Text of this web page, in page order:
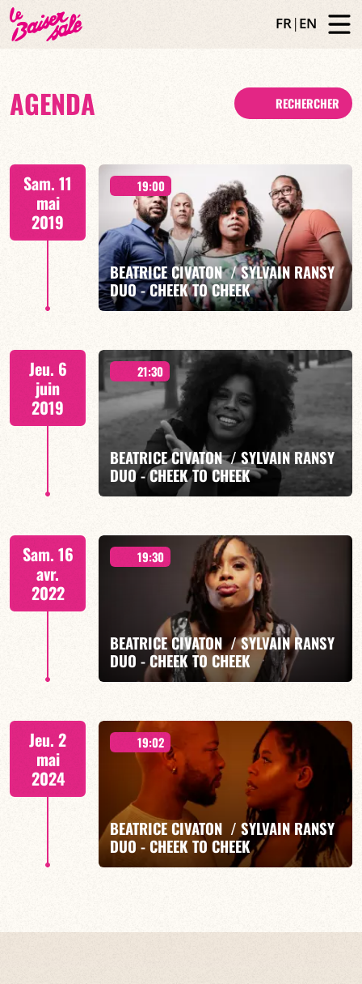
FR|EN
AGENDA RECHERCHER
Sam. 11
mai
2019
19:00
BEATRICE CIVATON / SYLVAIN RANSY
DUO - CHEEK TO CHEEK
EN SAVOIR PLUS
Jeu. 6
juin
2019
21:30
BEATRICE CIVATON / SYLVAIN RANSY
DUO - CHEEK TO CHEEK
« Hommage à la musique créole »
EN SAVOIR PLUS
Sam. 16
avr.
2022
19:30
BEATRICE CIVATON / SYLVAIN RANSY
DUO - CHEEK TO CHEEK
« KONTAN LANMOU »
EN SAVOIR PLUS
Jeu. 2
mai
2024
19:02
BEATRICE CIVATON / SYLVAIN RANSY
DUO - CHEEK TO CHEEK